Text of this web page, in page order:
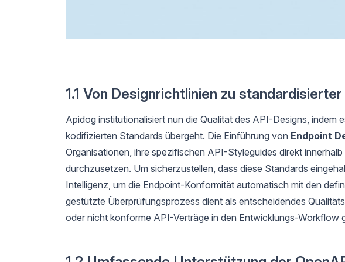
1.1 Von Designrichtlinien zu
Apidog institutionalisiert nun die Qualität des API-Designs, indem
kodifizierten Standards übergeht. Die Einführung von Endpoint
Organisationen, ihre spezifischen API-Styleguides direkt
durchzusetzen. Um sicherzustellen, dass diese Standards
Intelligenz, um die Endpoint-Konformität automatisch mit den
gestützte Überprüfungsprozess dient als entscheidendes
oder nicht konforme API-Verträge in den Entwicklungs-Workflow